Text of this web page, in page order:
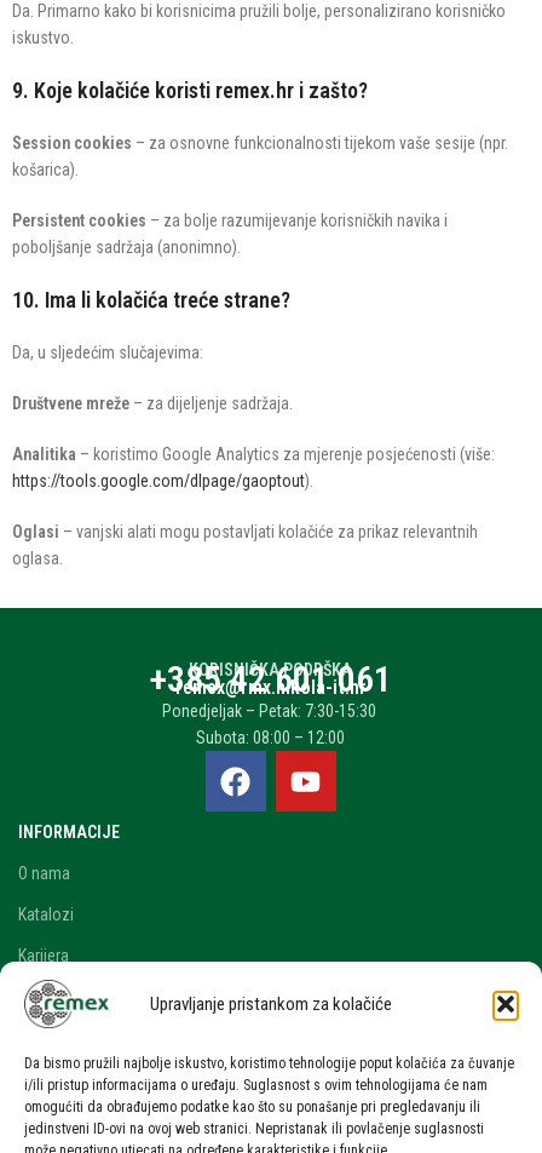
Upravljanje pristankom za kolačiće
Da bismo pružili najbolje iskustvo, koristimo tehnologije poput kolačića za čuvanje
i/ili pristup informacijama o uređaju. Suglasnost s ovim tehnologijama će nam
omogućiti da obrađujemo podatke kao što su ponašanje pri pregledavanju ili
jedinstveni ID-ovi na ovoj web stranici. Nepristanak ili povlačenje suglasnosti
Da. Primarno kako bi korisnicima pružili bolje, personalizirano korisničko
iskustvo.
9. Koje kolačiće koristi remex.hr i zašto?
Session cookies – za osnovne funkcionalnosti tijekom vaše sesije (npr.
košarica).
Persistent cookies – za bolje razumijevanje korisničkih navika i
poboljšanje sadržaja (anonimno).
10. Ima li kolačića treće strane?
Da, u sljedećim slučajevima:
Društvene mreže – za dijeljenje sadržaja.
Analitika – koristimo Google Analytics za mjerenje posjećenosti (više:
https://tools.google.com/dlpage/gaoptout).
Oglasi – vanjski alati mogu postavljati kolačiće za prikaz relevantnih
oglasa.
KORISNIČKA PODRŠKA
+385 42 601 061
remex@rmx.nikola-it.hr
Ponedjeljak – Petak: 7:30-15:30
Subota: 08:00 – 12:00
INFORMACIJE
O nama
Katalozi
Karijera
Blog i novosti
RAČUN
Moj račun